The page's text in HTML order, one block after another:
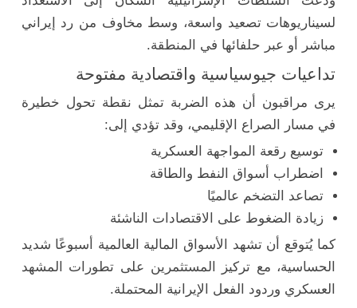
لسيناريوهات تصعيد واسعة، وسط مخاوف من رد إيراني
مباشر أو عبر حلفائها في المنطقة.
تداعيات جيوسياسية واقتصادية مفتوحة
يرى مراقبون أن هذه الضربة تمثل نقطة تحول خطيرة
في مسار الصراع الإقليمي، وقد تؤدي إلى:
توسيع رقعة المواجهة العسكرية
اضطراب أسواق النفط والطاقة
تصاعد التضخم عالميًا
زيادة الضغوط على الاقتصادات الناشئة
كما يُتوقع أن تشهد الأسواق المالية العالمية أسبوعًا شديد
الحساسية، مع تركيز المستثمرين على تطورات المشهد
العسكري وردود الفعل الإيرانية المحتملة.